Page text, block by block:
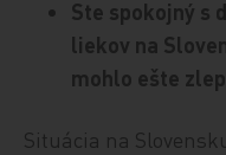
Ste spokojný s
liekov na
mohlo ešte
Situácia na